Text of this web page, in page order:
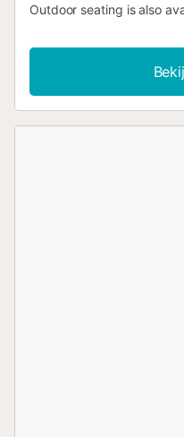
Outdoor seating is also